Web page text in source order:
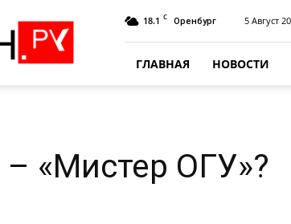
18.1 C Оренбург 5 Август
ГЛАВНАЯ НОВОСТИ
– «Мистер ОГУ»?